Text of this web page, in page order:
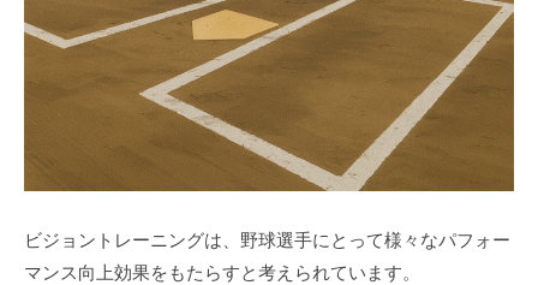
ビジョントレーニングは、野球選手にとって様々なパフォー
マンス向上効果をもたらすと考えられています。